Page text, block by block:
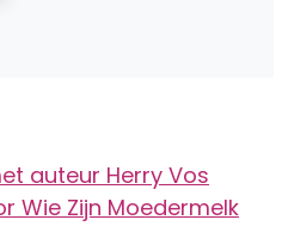
auteur Herry Vos
Wie Zijn Moedermelk